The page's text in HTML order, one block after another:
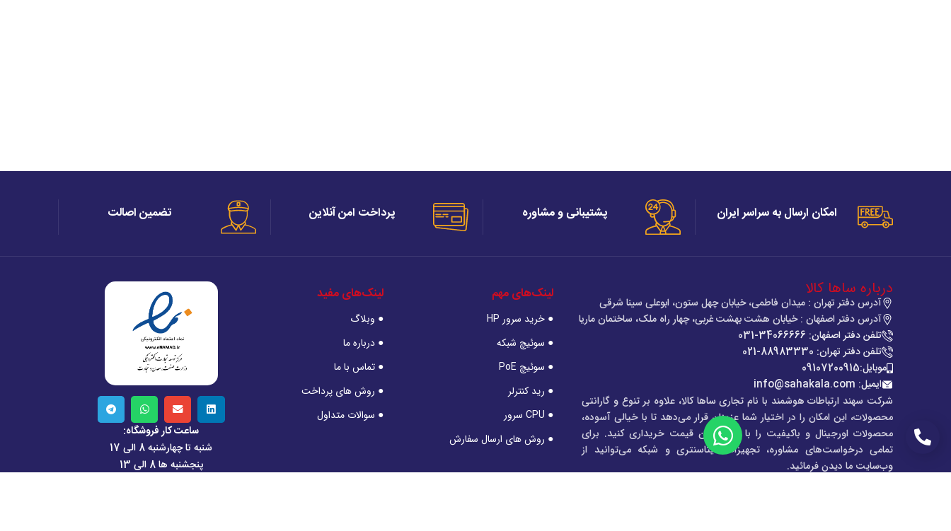
امکان ارسال به سراسر ایران پشتیبانی و مشاوره پرداخت امن آنلاین تضمین اصالت
درباره ساها کالا
آدرس دفتر تهران : میدان فاطمی، خیابان چهل ستون، ابوعلی سینا شرقی
آدرس دفتر اصفهان : خیابان هشت بهشت غربی، چهار راه ملک، ساختمان ماریا
تلفن دفتر اصفهان: 34066666-031
تلفن دفتر تهران: 88983330-021
موبایل:09107200915
ایمیل: info@sahakala.com
شرکت سهند ارتباطات هوشمند با نام تجاری ساها کالا، علاوه‌ بر تنوع و گارانتی
محصولات، این امکان را در اختیار شما عزیزان قرار می‌دهد تا با خیالی آسوده،
محصولات اورجینال و باکیفیت را با بروز ترین قیمت خریداری کنید. برای
تمامی درخواست‌های مشاوره، تجهیزات دیتاسنتری و شبکه می‌توانید از
وب‌سایت ما دیدن فرمائید.
لینک‌های مهم
● خرید سرور HP
● سوئیچ شبکه
● سوئیچ PoE
● رید کنترلر
● CPU سرور
● روش های ارسال سفارش
لینک‌های مفید
● وبلاگ
● درباره ما
● تماس با ما
● روش های پرداخت
● سوالات متداول
ساعت کار فروشگاه:
شنبه تا چهارشنبه 8 الی 17
پنجشنبه ها 8 الی 13
تماس